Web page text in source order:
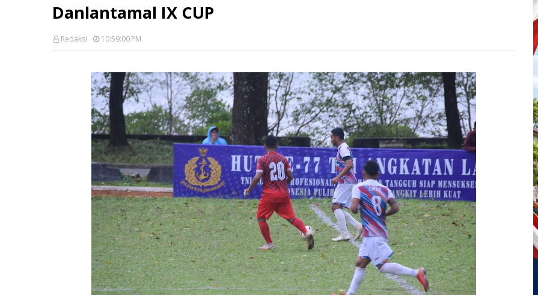
Danlantamal IX CUP
Redaksi 10:59:00 PM